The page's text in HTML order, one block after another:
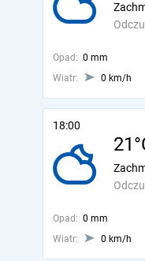
Opad: 0 mm
Wiatr:
0 km/h
18:00
Opad: 0 mm
Wiatr:
0 km/h